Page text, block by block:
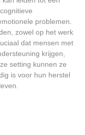
problemen.
zowel op het werk
dat mensen met
krijgen,
setting kunnen ze
is voor hun herstel